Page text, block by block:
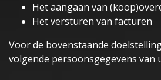
Het aangaan van
Het versturen van facturen
Voor de bovenstaande
volgende persoonsgegevens van